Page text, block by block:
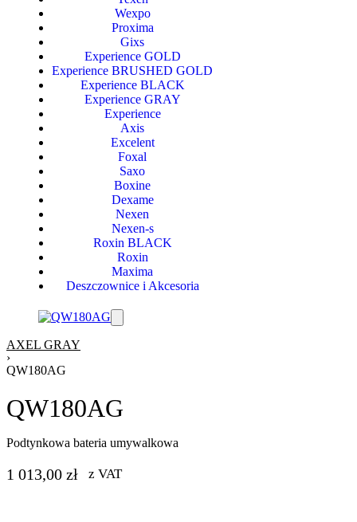
Wexpo
Proxima
Gixs
Experience GOLD
Experience BRUSHED GOLD
Experience BLACK
Experience GRAY
Experience
Axis
Excelent
Foxal
Saxo
Boxine
Dexame
Nexen
Nexen-s
Roxin BLACK
Roxin
Maxima
Deszczownice i Akcesoria
AXEL GRAY
›
QW180AG
QW180AG
Podtynkowa bateria umywalkowa
1 013,00 zł z VAT